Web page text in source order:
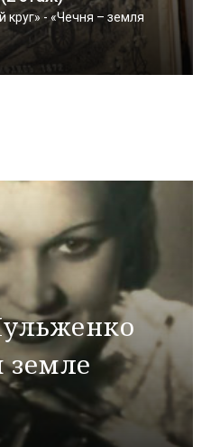
круг» - «Чечня – земля
земле